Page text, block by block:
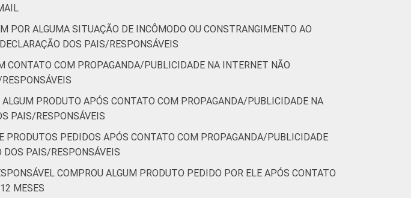
POR ALGUMA SITUAÇÃO DE INCÔMODO OU CONSTRANGIMENTO AO
DOS PAIS/RESPONSÁVEIS
CONTATO COM PROPAGANDA/PUBLICIDADE NA INTERNET NÃO
PRODUTO APÓS CONTATO COM PROPAGANDA/PUBLICIDADE NA
PAIS/RESPONSÁVEIS
PEDIDOS APÓS CONTATO COM PROPAGANDA/PUBLICIDADE
DOS PAIS/RESPONSÁVEIS
COMPROU ALGUM PRODUTO PEDIDO POR ELE APÓS CONTATO
MESES